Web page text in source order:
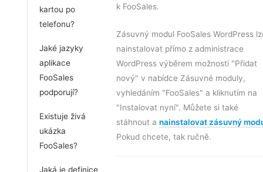
kartou po
telefonu?
Jaké jazyky
aplikace
FooSales
podporují?
Existuje živá
ukázka
FooSales?
Jaká je definice
k FooSales.
Zásuvný modul FooSales WordPress
nainstalovat přímo z administrace
WordPress výběrem možnosti "Přidat
nový" v nabídce Zásuvné moduly,
vyhledáním "FooSales" a kliknutím na
"Instalovat nyní". Můžete si také
stáhnout a nainstalovat zásuvný
Pokud chcete, tak ručně.